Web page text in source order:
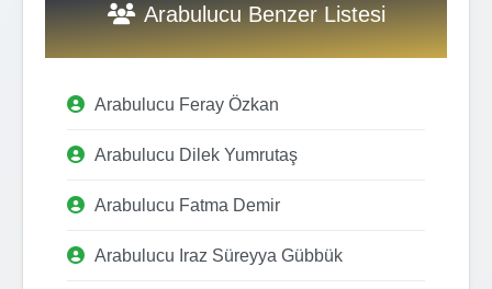
Arabulucu Benzer Listesi
Arabulucu Feray Özkan
Arabulucu Dilek Yumrutaş
Arabulucu Fatma Demir
Arabulucu Iraz Süreyya Gübbük